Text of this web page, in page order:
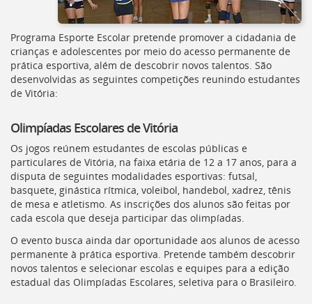
secretarias
[]
Ir
para
a
legislação
[]
Ir
para
a
listagem
de
[]
Ir
para
o
Programa Esporte Escolar pretende promover a cidadania de
crianças e adolescentes por meio do acesso permanente de
prática esportiva, além de descobrir novos talentos. São
desenvolvidas as seguintes competições reunindo estudantes
de Vitória:
Olimpíadas Escolares de Vitória
Os jogos reúnem estudantes de escolas públicas e
particulares de Vitória, na faixa etária de 12 a 17 anos, para a
disputa de seguintes modalidades esportivas: futsal,
basquete, ginástica rítmica, voleibol, handebol, xadrez, tênis
de mesa e atletismo. As inscrições dos alunos são feitas por
cada escola que deseja participar das olimpíadas.
O evento busca ainda dar oportunidade aos alunos de acesso
permanente à prática esportiva. Pretende também descobrir
novos talentos e selecionar escolas e equipes para a edição
estadual das Olimpíadas Escolares, seletiva para o Brasileiro.